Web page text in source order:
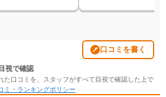
口コミを書く
視で確認
た口コミを、スタッフがすべて目視で確認した上で
ミ・ランキングポリシー